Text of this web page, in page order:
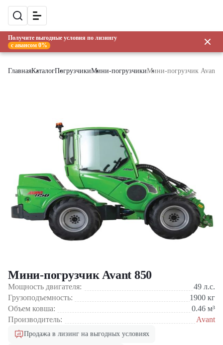
Получите выгодные условия по лизингу
с авансом 0%
ГлавнаяКаталогПогрузчикиМини-погрузчикиМини-погрузчик Avant
Мини-погрузчик Avant 850
Мощность двигателя: 49 л.с.
Грузоподъемность:
1900 кг
Объем ковша:
0.46 м³
Производитель:
Avant
Продажа в лизинг на выгодных условиях